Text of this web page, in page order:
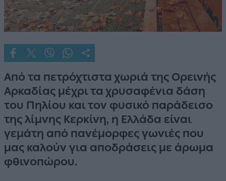
Από τα πετρόχτιστα χωριά της Ορεινής
Αρκαδίας μέχρι τα χρυσαφένια δάση
του Πηλίου και τον φυσικό παράδεισο
της λίμνης Κερκίνη, η Ελλάδα είναι
γεμάτη από πανέμορφες γωνιές που
μας καλούν για αποδράσεις με άρωμα
φθινοπώρου.